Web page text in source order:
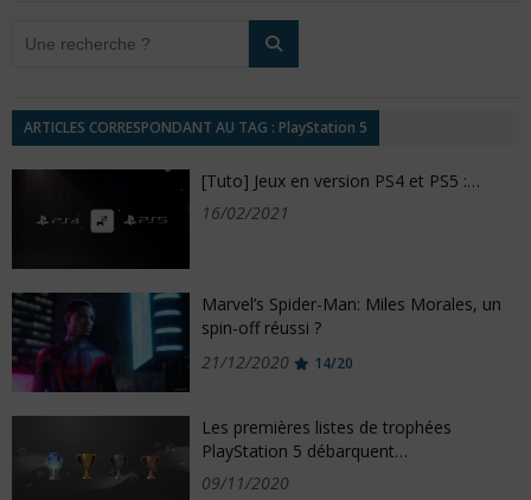
ARTICLES CORRESPONDANT AU TAG : PlayStation 5
[Tuto] Jeux en version PS4 et PS5 :…
16/02/2021
Marvel’s Spider-Man: Miles Morales, un
spin-off réussi ?
21/12/2020
14/20
Les premières listes de trophées
PlayStation 5 débarquent…
09/11/2020